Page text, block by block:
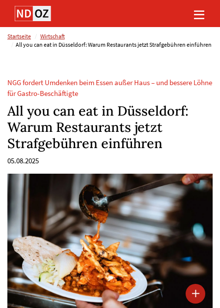
Direkt
Inhalt
(Eingabetaste)
Direkt
Hauptmenu
(Eingabetaste)
Direkt
Suche
(Eingabetaste)
Direkt
Footer
(Eingabetaste)
Startseite
Wirtschaft
All you can eat in Düsseldorf: Warum Restaurants jetzt Strafgebühren einführen
NGG fordert Umdenken beim Essen außer Haus – und bessere Löhne
für Gastro-Beschäftigte
All you can eat in Düsseldorf:
Warum Restaurants jetzt
Strafgebühren einführen
05.08.2025